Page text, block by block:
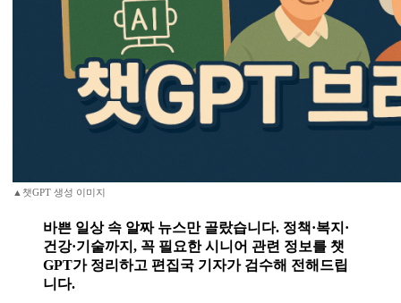
▲챗GPT 생성 이미지
바쁜 일상 속 알짜 뉴스만 골랐습니다. 정책·복지·
건강·기술까지, 꼭 필요한 시니어 관련 정보를 챗
GPT가 정리하고 편집국 기자가 검수해 전해드립
니다.